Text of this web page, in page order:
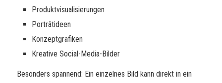
Produktvisualisierungen
Porträtideen
Konzeptgrafiken
Kreative Social-Media-Bilder
Besonders spannend: Ein einzelnes Bild kann direkt in ein